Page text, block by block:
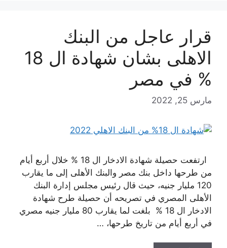
قرار عاجل من البنك
الاهلى بشان شهادة ال 18
% في مصر
مارس 25, 2022
ارتفعت حصيلة شهادة الادخار ال 18 % خلال أربع أيام
من طرحها داخل بنك مصر والبنك الأهلى إلى ما يقارب
120 مليار جنيه، حيث قال رئيس مجلس إدارة البنك
الأهلى المصري في تصريحه أن حصيلة طرح شهادة
الادخار ال 18 % بلغت لما يقارب 80 مليار جنيه مصري
في أربع أيام من تاريخ طرحها، …